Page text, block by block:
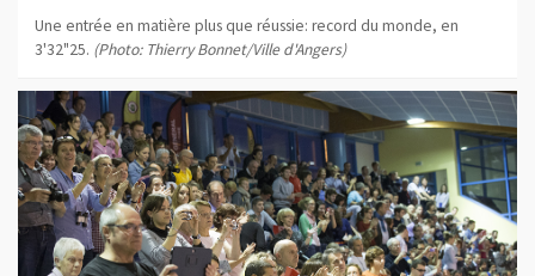
Une entrée en matière plus que réussie: record du monde, en
3'32"25. (Photo: Thierry Bonnet/Ville d'Angers)